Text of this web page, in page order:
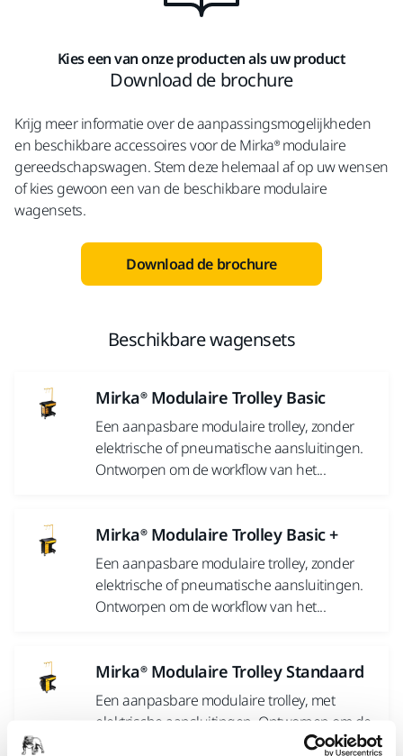
Kies een van onze producten als uw product
Download de brochure
Krijg meer informatie over de aanpassingsmogelijkheden
en beschikbare accessoires voor de Mirka® modulaire
gereedschapswagen. Stem deze helemaal af op uw wensen
of kies gewoon een van de beschikbare modulaire
wagensets.
Download de brochure
Beschikbare wagensets
Mirka® Modulaire Trolley Basic
Een aanpasbare modulaire trolley, zonder
elektrische of pneumatische aansluitingen.
Ontworpen om de workflow van het...
Mirka® Modulaire Trolley Basic +
Een aanpasbare modulaire trolley, zonder
elektrische of pneumatische aansluitingen.
Ontworpen om de workflow van het...
Mirka® Modulaire Trolley Standaard
Een aanpasbare modulaire trolley, met
elektrische aansluitingen. Ontworpen om de
workflow van het schadeherstelbedrijf te...